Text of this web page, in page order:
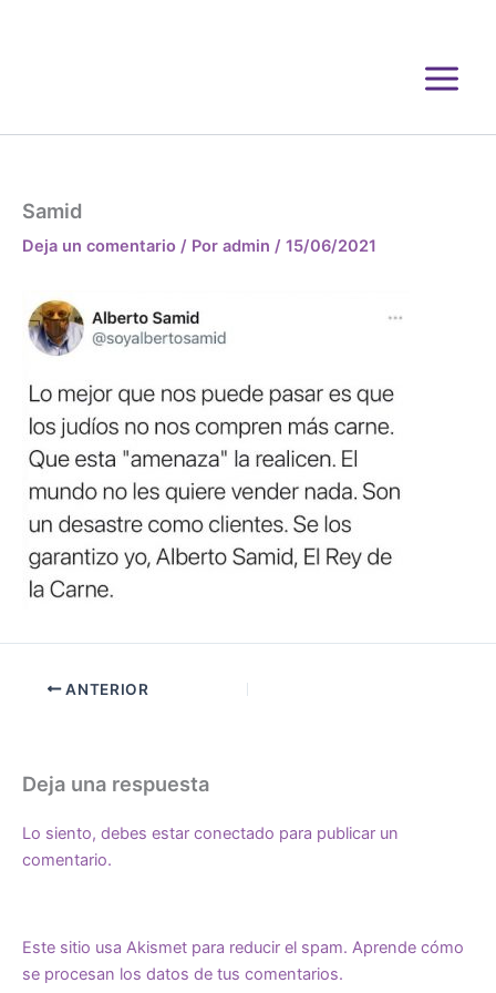
Samid
Deja un comentario / Por admin / 15/06/2021
ANTERIOR
Deja una respuesta
Lo siento, debes estar conectado para publicar un
comentario.
Este sitio usa Akismet para reducir el spam. Aprende cómo
se procesan los datos de tus comentarios.